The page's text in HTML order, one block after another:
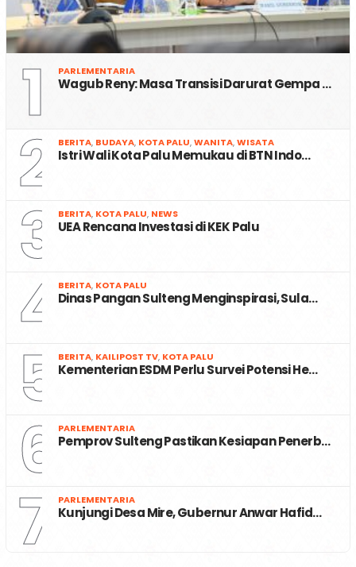
1 PARLEMENTARIA
Wagub Reny: Masa Transisi Darurat Gempa …
2 BERITA, BUDAYA, KOTA PALU,WANITA,WISATA
Istri Wali Kota Palu Memukau di BTN Indo…
3 BERITA, KOTA PALU, NEWS
UEA Rencana Investasi di KEK Palu
4 BERITA, KOTA PALU
Dinas Pangan Sulteng Menginspirasi, Sula…
5 BERITA, KAILIPOST TV, KOTA PALU
Kementerian ESDM Perlu Survei Potensi He…
6 PARLEMENTARIA
Pemprov Sulteng Pastikan Kesiapan Penerb…
7 PARLEMENTARIA
Kunjungi Desa Mire, Gubernur Anwar Hafid…